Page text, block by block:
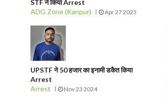
STF ने किया Arrest
ADG Zone (Kanpur)
Apr 27 2025
UPSTF ने 50 हजार का इनामी डकैत किया
Arrest
Arrest
Nov 23 2024